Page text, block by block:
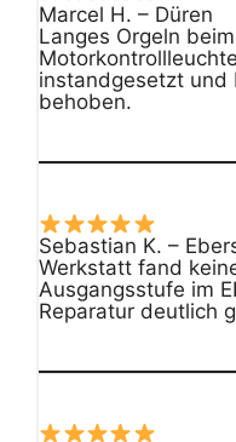
Marcel H. – Düren
Langes Orgeln
instandgesetzt und
behoben.
Sebastian K. –
Werkstatt fand
Ausgangsstufe im
Reparatur deutlich